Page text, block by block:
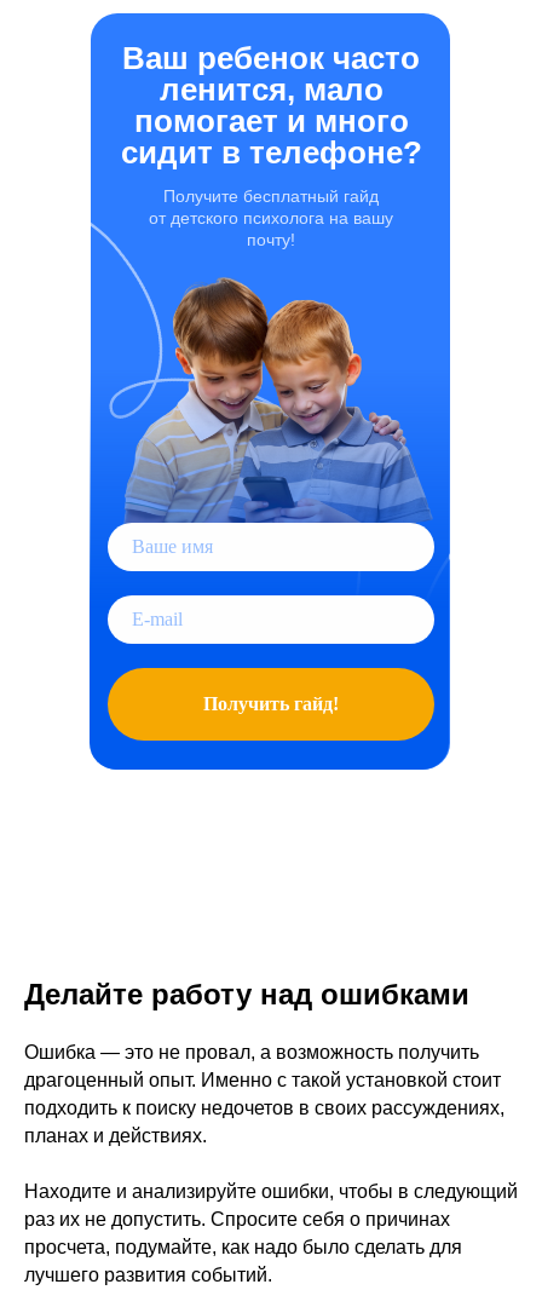
Получите бесплатный гайд
от детского психолога на вашу
почту!
Ваш ребенок часто
ленится, мало
помогает и много
сидит в телефоне?
Получить гайд!
Делайте работу над ошибками
Ошибка — это не провал, а возможность получить
драгоценный опыт. Именно с такой установкой стоит
подходить к поиску недочетов в своих рассуждениях,
планах и действиях.
Находите и анализируйте ошибки, чтобы в следующий
раз их не допустить. Спросите себя о причинах
просчета, подумайте, как надо было сделать для
лучшего развития событий.